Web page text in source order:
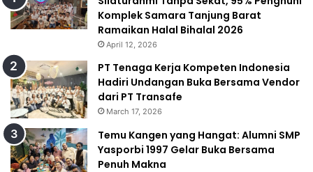
Komplek Samara Tanjung Barat
Ramaikan Halal Bihalal 2026
April 12, 2026
PT Tenaga Kerja Kompeten Indonesia
Hadiri Undangan Buka Bersama Vendor
dari PT Transafe
March 17, 2026
Temu Kangen yang Hangat: Alumni SMP
Yasporbi 1997 Gelar Buka Bersama
Penuh Makna